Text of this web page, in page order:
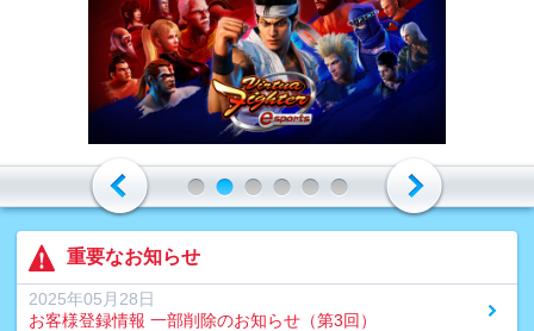
重要なお知らせ
2025年05月28日
お客様登録情報 一部削除のお知らせ（第3回）